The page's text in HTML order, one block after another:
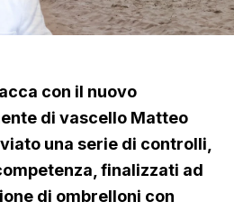
con il nuovo
di vascello Matteo
una serie di controlli,
finalizzati ad
di ombrelloni con